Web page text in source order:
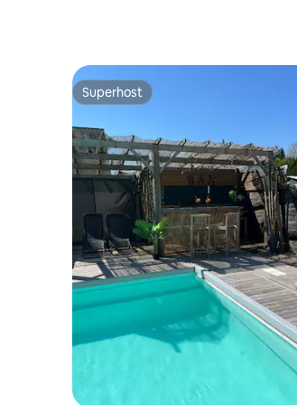
Superhost
Superhost